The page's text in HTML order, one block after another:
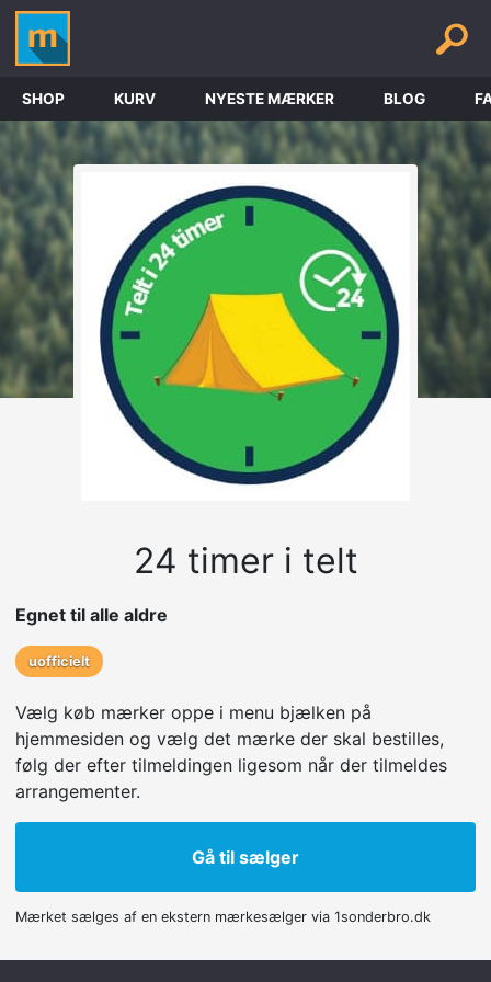
SHOP KURV NYESTE MÆRKER BLOG
24 timer i telt
Egnet til alle aldre
uofficielt
Vælg køb mærker oppe i menu bjælken på
hjemmesiden og vælg det mærke der skal bestilles,
følg der efter tilmeldingen ligesom når der tilmeldes
arrangementer.
Gå til sælger
Mærket sælges af en ekstern mærkesælger via 1sonderbro.dk